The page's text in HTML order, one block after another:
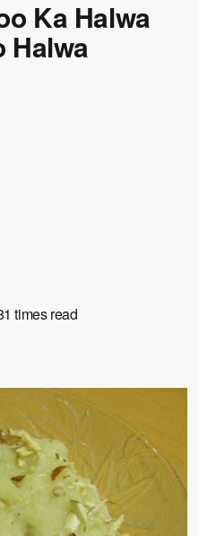
Ka Halwa
Halwa
times read